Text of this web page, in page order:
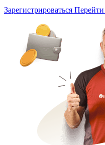
Зарегистрироваться Перейти